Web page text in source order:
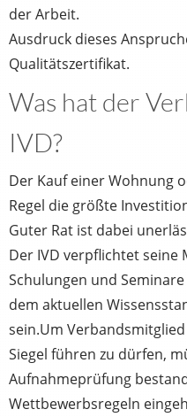
der Arbeit.
Ausdruck dieses
Qualitätszertifikat.
Was hat der
IVD?
Der Kauf einer Wohnung
Regel die größte
Guter Rat ist dabei
Der IVD verpflichtet seine
Schulungen und
dem aktuellen
sein.Um
Siegel führen zu dürfen,
Aufnahmeprüfung
Wettbewerbsregeln